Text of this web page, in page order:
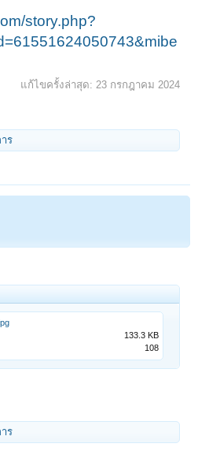
story.php?
แก้ไขครั้งล่าสุด: 23 กรกฎาคม 2024
ร
133.3 KB
108
ร